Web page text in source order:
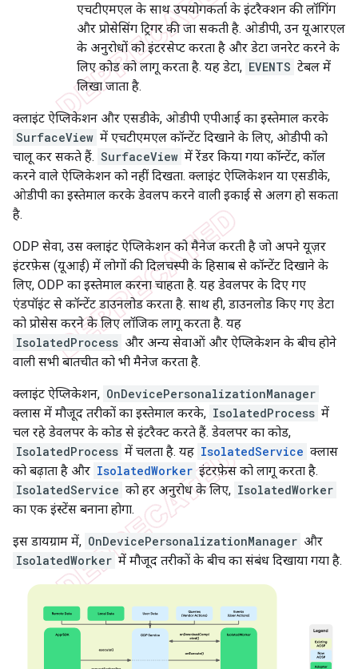
एचटीएमएल के साथ उपयोगकर्ता के इंटरैक्शन की लॉगिंग
और प्रोसेसिंग ट्रिगर की जा सकती है. ओडीपी, उन यूआरएल
के अनुरोधों को इंटरसेप्ट करता है और डेटा जनरेट करने के
लिए कोड को लागू करता है. यह डेटा, EVENTS टेबल में
लिखा जाता है.
क्लाइंट ऐप्लिकेशन और एसडीके, ओडीपी एपीआई का इस्तेमाल करके
SurfaceView में एचटीएमएल कॉन्टेंट दिखाने के लिए, ओडीपी को
चालू कर सकते हैं. SurfaceView में रेंडर किया गया कॉन्टेंट, कॉल
करने वाले ऐप्लिकेशन को नहीं दिखता. क्लाइंट ऐप्लिकेशन या एसडीके,
ओडीपी का इस्तेमाल करके डेवलप करने वाली इकाई से अलग हो सकता
है.
ODP सेवा, उस क्लाइंट ऐप्लिकेशन को मैनेज करती है जो अपने यूज़र
इंटरफ़ेस (यूआई) में लोगों की दिलचस्पी के हिसाब से कॉन्टेंट दिखाने के
लिए, ODP का इस्तेमाल करना चाहता है. यह डेवलपर के दिए गए
एंडपॉइंट से कॉन्टेंट डाउनलोड करता है. साथ ही, डाउनलोड किए गए डेटा
को प्रोसेस करने के लिए लॉजिक लागू करता है. यह
IsolatedProcess और अन्य सेवाओं और ऐप्लिकेशन के बीच होने
वाली सभी बातचीत को भी मैनेज करता है.
क्लाइंट ऐप्लिकेशन, OnDevicePersonalizationManager
क्लास में मौजूद तरीकों का इस्तेमाल करके, IsolatedProcess में
चल रहे डेवलपर के कोड से इंटरैक्ट करते हैं. डेवलपर का कोड,
IsolatedProcess में चलता है. यह IsolatedService क्लास
को बढ़ाता है और IsolatedWorker इंटरफ़ेस को लागू करता है.
IsolatedService को हर अनुरोध के लिए, IsolatedWorker
का एक इंस्टेंस बनाना होगा.
इस डायग्राम में, OnDevicePersonalizationManager और
IsolatedWorker में मौजूद तरीकों के बीच का संबंध दिखाया गया है.